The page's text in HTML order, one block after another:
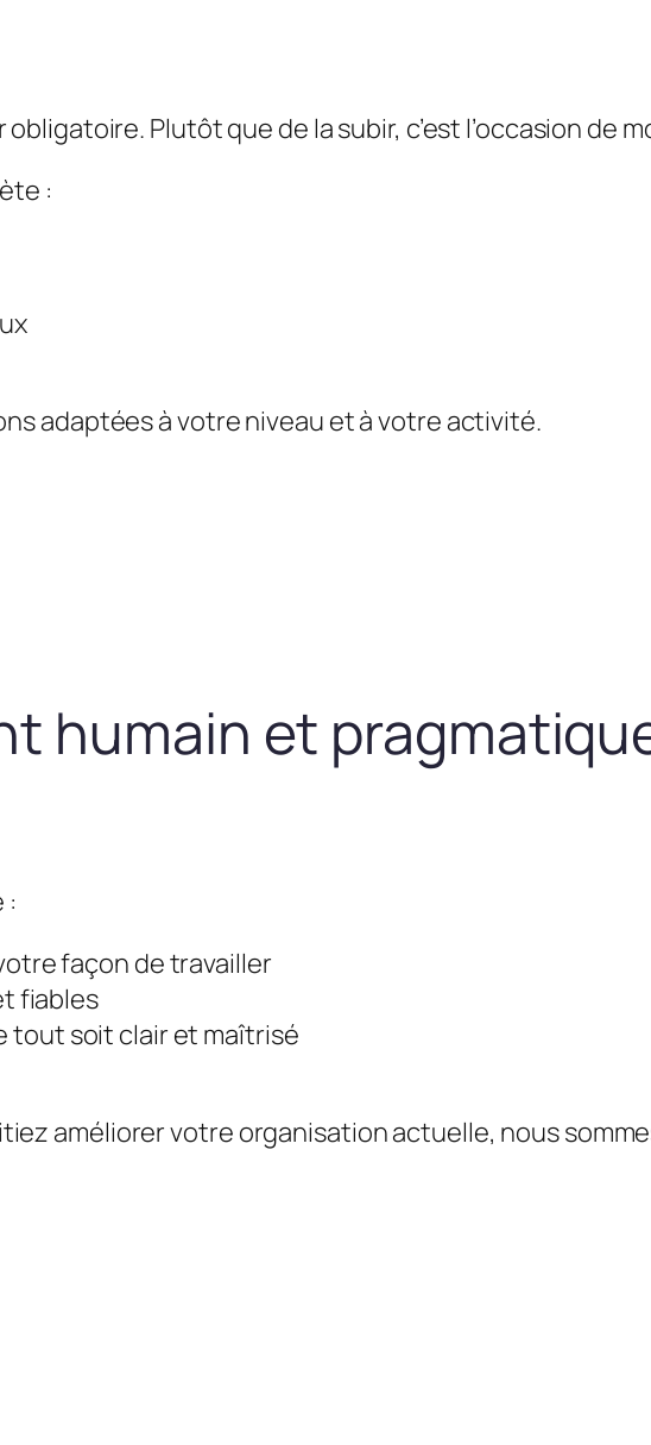
Plutôt que de la subir, c’est l’occasion de
:
adaptées à votre niveau et à votre activité.
humain et
:
façon de travailler
fiables
tout soit clair et maîtrisé
améliorer votre organisation actuelle, nous